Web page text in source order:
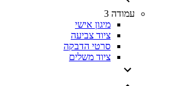
עמודה 3
מיגון אישי
ציוד צביעה
סרטי הדבקה
ציוד משלים